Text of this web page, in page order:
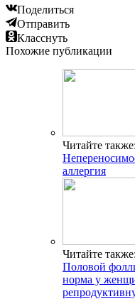
Поделиться
Отправить
Класснуть
Похожие публикации
Читайте также:
аллергия
Читайте также:
Половой
норма у